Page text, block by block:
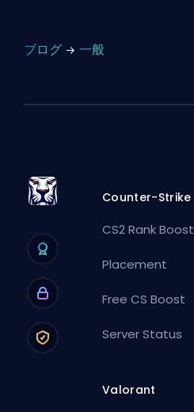
ブログ 一般
Counter-Strike
CS2 Rank Boost
Placement
Free CS Boost
Server Status
Valorant